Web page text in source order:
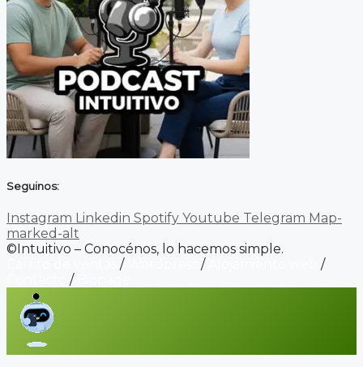
Seguinos:
Instagram Linkedin Spotify Youtube Telegram Map-
marked-alt
©Intuitivo – Conocénos, lo hacemos simple.
/ /
/
/